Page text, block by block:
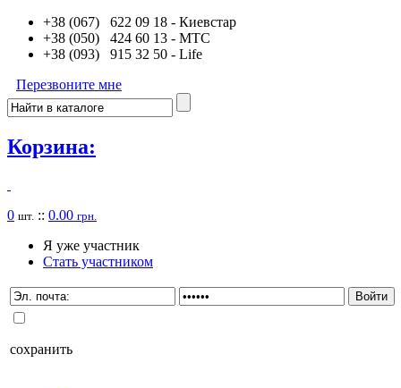
+38 (067) 622 09 18 - Киевстар
+38 (050) 424 60 13 - MTC
+38 (093) 915 32 50 - Life
Перезвоните мне
Корзина:
0 шт. :: 0.00 грн.
Я уже участник
Стать участником
сохранить